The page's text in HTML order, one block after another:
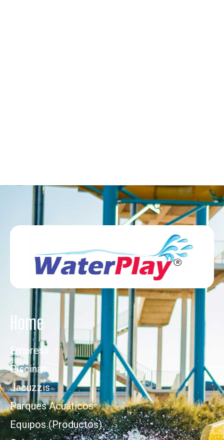
Home
Empresa
Piscinas
Jacuzzis
Parques Acuáticos
Equipos (Productos)